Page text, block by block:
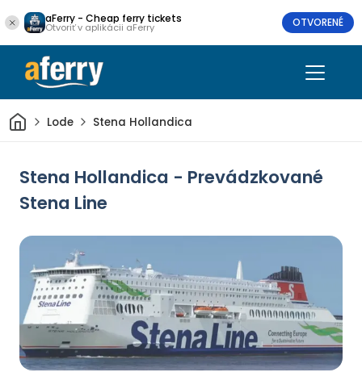
aFerry - Cheap ferry tickets
Otvoriť v aplikácii aFerry OTVORENÉ
Domov
Lode Stena Hollandica
Stena Hollandica - Prevádzkované
Stena Line